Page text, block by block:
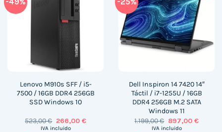
Lenovo M910s SFF / i5-
7500 / 16GB DDR4 256GB
SSD Windows 10
523,00€ El
precio
266,00 €El
IVA incluido
Dell Inspiron 14 7420 14″
Táctil / i7-1255U / 16GB
DDR4 256GB M.2 SATA
Windows 11
1.199,00€ El
precio
897,00 €El
IVA incluido